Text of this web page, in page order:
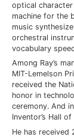
optical
machine for the
music
orchestral
vocabulary
Among Ray’s
MIT-Lemelson
received the
honor in
ceremony. And
Inventor’s Hall
He has